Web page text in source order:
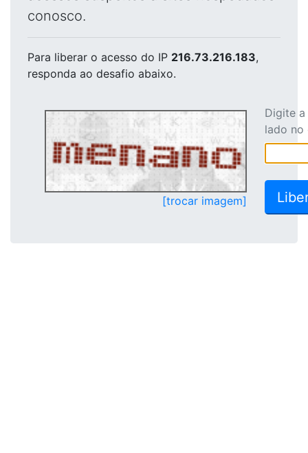
conosco.
Para liberar o acesso do IP 216.73.216.183,
responda ao desafio abaixo.
[trocar imagem]
Digite
lado no